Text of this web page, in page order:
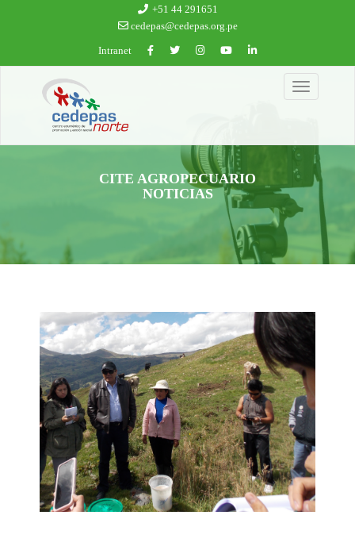
+51 44 291651
cedepas@cedepas.org.pe
Intranet
Toggle
navigation
CITE AGROPECUARIO
NOTICIAS